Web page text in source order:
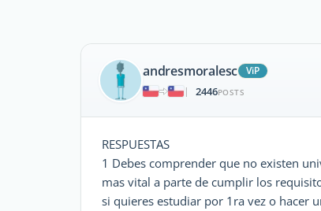
andresmoralesc
ViP
|
2446POSTS
RESPUESTAS
1 Debes comprender que no existen
mas vital a parte de cumplir los
si quieres estudiar por 1ra vez o hacer